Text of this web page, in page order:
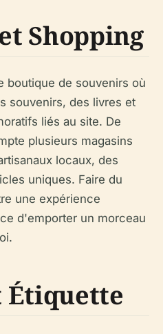
Shopping
boutique de souvenirs où
souvenirs, des livres et
liés au site. De
plusieurs magasins
locaux, des
uniques. Faire du
une expérience
d'emporter un morceau
Étiquette